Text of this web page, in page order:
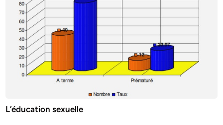
L’éducation sexuelle